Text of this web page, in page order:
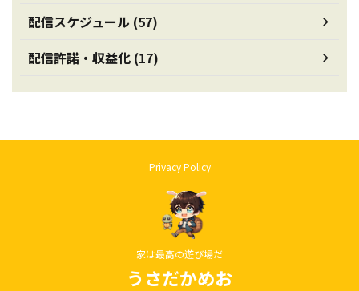
配信スケジュール (57)
配信許諾・収益化 (17)
Privacy Policy
家は最高の遊び場だ
うさだかめお